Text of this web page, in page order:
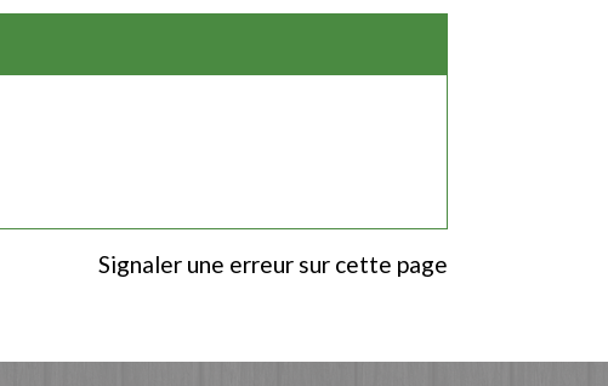
Signaler une erreur sur cette page